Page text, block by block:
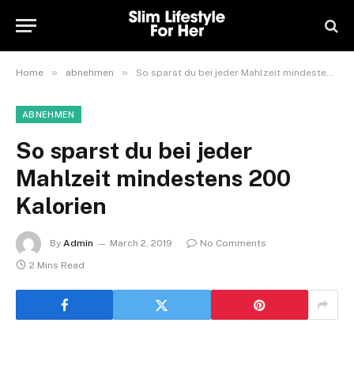
Home » abnehmen » So sparst du bei jeder Mahlzeit mindestens 200 Kalorien
ABNEHMEN
So sparst du bei jeder
Mahlzeit mindestens 200
Kalorien
By Admin March 2, 2019
No Comments
2 Mins Read